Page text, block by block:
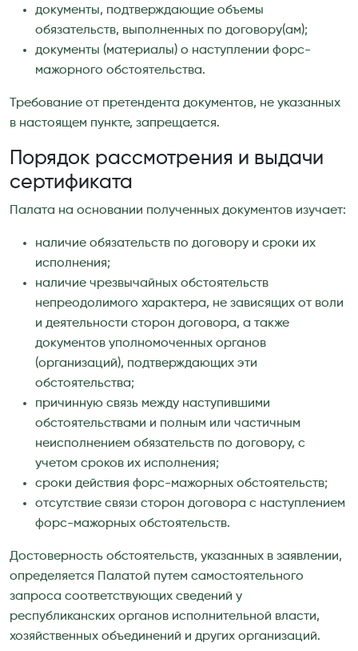
документы, подтверждающие объемы
обязательств, выполненных по договору(ам);
документы (материалы) о наступлении форс-
мажорного обстоятельства.
Требование от претендента документов, не указанных
в настоящем пункте, запрещается.
Порядок рассмотрения и выдачи
сертификата
Палата на основании полученных документов изучает:
наличие обязательств по договору и сроки их
исполнения;
наличие чрезвычайных обстоятельств
непреодолимого характера, не зависящих от воли
и деятельности сторон договора, а также
документов уполномоченных органов
(организаций), подтверждающих эти
обстоятельства;
причинную связь между наступившими
обстоятельствами и полным или частичным
неисполнением обязательств по договору, с
учетом сроков их исполнения;
сроки действия форс-мажорных обстоятельств;
отсутствие связи сторон договора с наступлением
форс-мажорных обстоятельств.
Достоверность обстоятельств, указанных в заявлении,
определяется Палатой путем самостоятельного
запроса соответствующих сведений у
республиканских органов исполнительной власти,
хозяйственных объединений и других организаций.